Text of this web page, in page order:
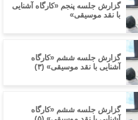
گزارش جلسه پنجم «کارگاه آشنایی
با نقد موسیقی»
گزارش جلسه ششم «کارگاه
آشنایی با نقد موسیقی» (۳)
گزارش جلسه ششم «کارگاه